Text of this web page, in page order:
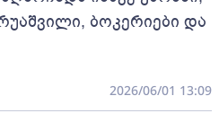
ბოკერიები და
2026/06/01 13:09